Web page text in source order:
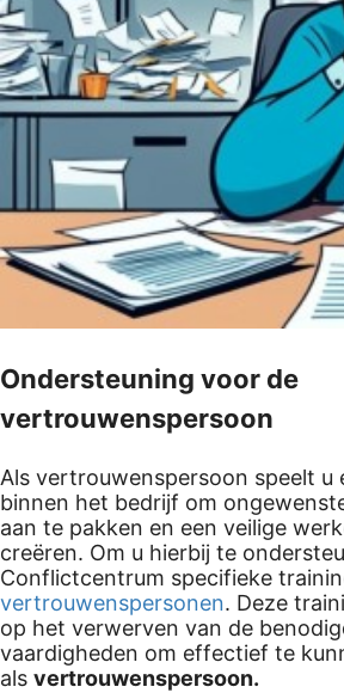
Ondersteuning voor de
vertrouwenspersoon
Als vertrouwenspersoon speelt u
binnen het bedrijf om
aan te pakken en een veilige
creëren. Om u hierbij te
Conflictcentrum specifieke
vertrouwenspersonen. Deze
op het verwerven van de
vaardigheden om effectief te
als vertrouwenspersoon.